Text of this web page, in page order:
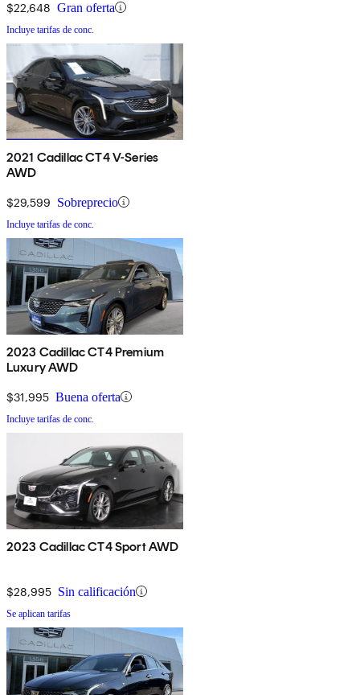
$22,648 Gran oferta
Incluye tarifas de conc.
2021 Cadillac CT4 V-Series
AWD
$29,599 Sobreprecio
Incluye tarifas de conc.
2023 Cadillac CT4 Premium
Luxury AWD
$31,995 Buena oferta
Incluye tarifas de conc.
2023 Cadillac CT4 Sport AWD
$28,995 Sin calificación
Se aplican tarifas